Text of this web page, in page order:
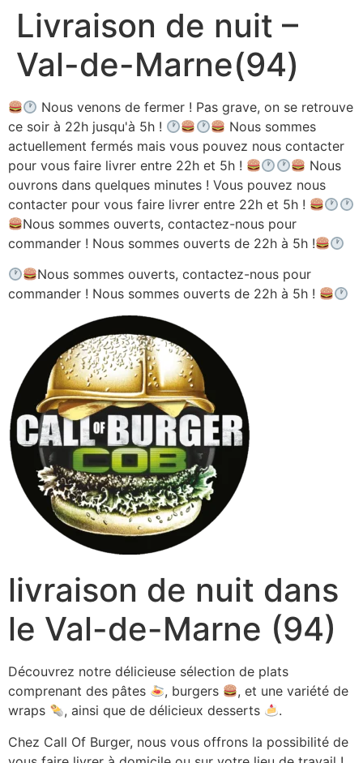
Aller
contenu
Livraison de nuit –
Val-de-Marne(94)
Nous venons de fermer ! Pas grave, on se retrouve
ce soir à 22h jusqu'à 5h !
Nous sommes
actuellement fermés mais vous pouvez nous contacter
pour vous faire livrer entre 22h et 5h !
Nous
ouvrons dans quelques minutes ! Vous pouvez nous
contacter pour vous faire livrer entre 22h et 5h !
Nous sommes ouverts, contactez-nous pour
commander ! Nous sommes ouverts de 22h à 5h !
Nous sommes ouverts, contactez-nous pour
commander ! Nous sommes ouverts de 22h à 5h !
livraison de nuit dans
le Val-de-Marne (94)
Découvrez notre délicieuse sélection de plats
comprenant des pâtes
, burgers
, et une variété de
wraps
, ainsi que de délicieux desserts
.
Chez Call Of Burger, nous vous offrons la possibilité de